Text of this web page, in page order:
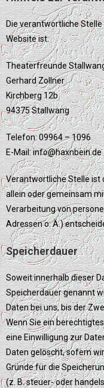
Die verantwortliche
Website ist:
Theaterfreunde
Gerhard Zollner
Kirchberg 12b
94375 Stallwang
Telefon: 09964 – 1096
E-Mail: info@haxnbein.de
Verantwortliche Stelle ist
allein oder gemeinsam
Verarbeitung von
Adressen o. Ä.)
Speicherdauer
Soweit innerhalb dieser
Speicherdauer genannt
Daten bei uns, bis der
Wenn Sie ein
eine Einwilligung zur
Daten gelöscht, sofern
Gründe für die
(z. B. steuer- oder